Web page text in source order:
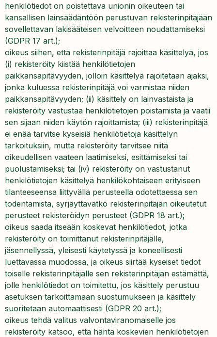
henkilötiedot on poistettava unionin oikeuteen tai
kansallisen lainsäädäntöön perustuvan rekisterinpitäjään
sovellettavan lakisääteisen velvoitteen noudattamiseksi
(GDPR 17 art.);
oikeus siihen, että rekisterinpitäjä rajoittaa käsittelyä, jos
(i) rekisteröity kiistää henkilötietojen
paikkansapitävyyden, jolloin käsittelyä rajoitetaan ajaksi,
jonka kuluessa rekisterinpitäjä voi varmistaa niiden
paikkansapitävyyden; (ii) käsittely on lainvastaista ja
rekisteröity vastustaa henkilötietojen poistamista ja vaatii
sen sijaan niiden käytön rajoittamista; (iii) rekisterinpitäjä
ei enää tarvitse kyseisiä henkilötietoja käsittelyn
tarkoituksiin, mutta rekisteröity tarvitsee niitä
oikeudellisen vaateen laatimiseksi, esittämiseksi tai
puolustamiseksi; tai (iv) rekisteröity on vastustanut
henkilötietojen käsittelyä henkilökohtaiseen erityiseen
tilanteeseensa liittyvällä perusteella odotettaessa sen
todentamista, syrjäyttävätkö rekisterinpitäjän oikeutetut
perusteet rekisteröidyn perusteet (GDPR 18 art.);
oikeus saada itseään koskevat henkilötiedot, jotka
rekisteröity on toimittanut rekisterinpitäjälle,
jäsennellyssä, yleisesti käytetyssä ja koneellisesti
luettavassa muodossa, ja oikeus siirtää kyseiset tiedot
toiselle rekisterinpitäjälle sen rekisterinpitäjän estämättä,
jolle henkilötiedot on toimitettu, jos käsittely perustuu
asetuksen tarkoittamaan suostumukseen ja käsittely
suoritetaan automaattisesti (GDPR 20 art.);
oikeus tehdä valitus valvontaviranomaiselle jos
rekisteröity katsoo, että häntä koskevien henkilötietojen